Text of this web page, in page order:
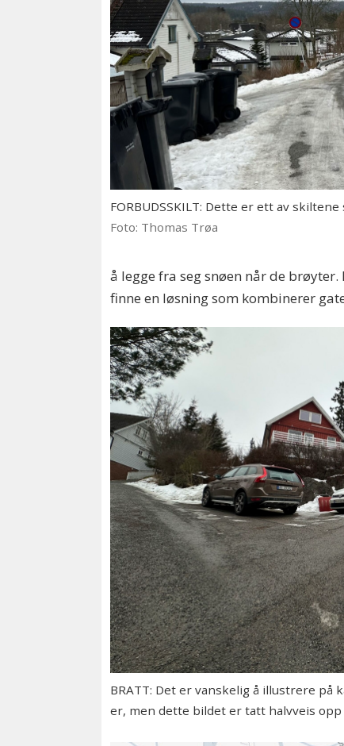
FORBUDSSKILT: Dette er ett av
Foto: Thomas Trøa
å legge fra seg snøen når de
finne en løsning som kombinerer
BRATT: Det er vanskelig å illustrere
er, men dette bildet er tatt halvveis